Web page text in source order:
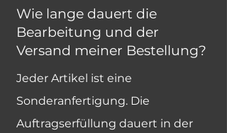
Wie lange dauert die
Bearbeitung und der
Versand meiner Bestellung?
Jeder Artikel ist eine
Sonderanfertigung. Die
Auftragserfüllung dauert in der